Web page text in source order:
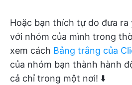
Hoặc bạn thích tự do đưa
với nhóm của mình trong
xem cách Bảng trắng của
của nhóm bạn thành hành
cả chỉ trong một nơi! ⬇️